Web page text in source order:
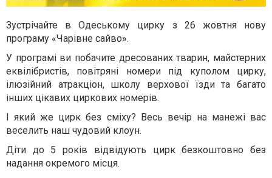
Зустрічайте в Одеському цирку з 26 жовтня нову
програму «Чарівне сайво».
У програмі ви побачите дресованих тварин, майстерних
еквілібристів, повітряні номери під куполом цирку,
ілюзійний атракціон, школу верхової їзди та багато
інших цікавих циркових номерів.
І який же цирк без сміху? Весь вечір на манежі вас
веселить наш чудовий клоун.
Діти до 5 років відвідують цирк безкоштовно без
надання окремого місця.